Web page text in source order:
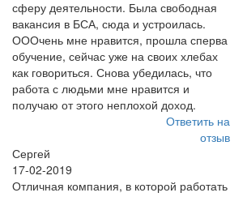
сферу деятельности. Была свободная
вакансия в БСА, сюда и устроилась.
ОООчень мне нравится, прошла сперва
обучение, сейчас уже на своих хлебах
как говориться. Снова убедилась, что
работа с людьми мне нравится и
получаю от этого неплохой доход.
Ответить на
отзыв
Сергей
17-02-2019
Отличная компания, в которой работать